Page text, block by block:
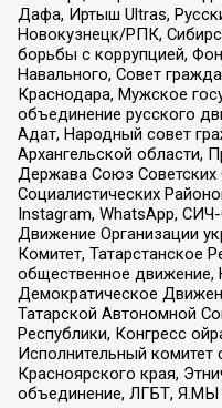
Дафа, Иртыш Ultras,
Новокузнецк/РПК,
борьбы с коррупцией,
Навального, Совет
Краснодара, Мужское
объединение русского
Адат, Народный совет
Архангельской области,
Держава Союз Советских
Социалистических
Instagram, WhatsApp,
Движение Организации
Комитет, Татарстанское
общественное
Демократическое
Татарской Автономной
Республики, Конгресс
Исполнительный комитет
Красноярского края,
объединение, ЛГБТ, Я.МЫ